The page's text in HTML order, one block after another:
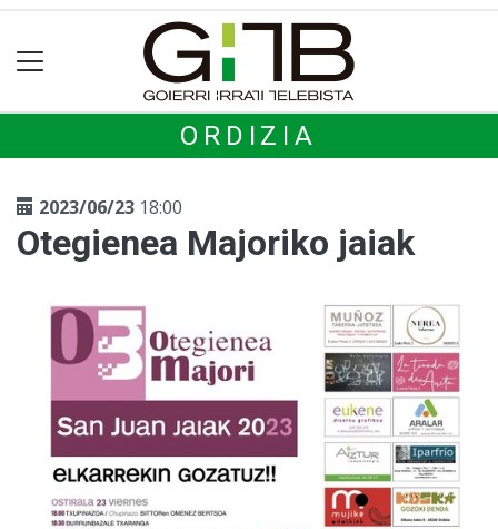
ORDIZIA
2023/06/23 18:00
Otegienea Majoriko jaiak